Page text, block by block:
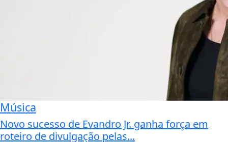
Música
Novo sucesso de Evandro Jr. ganha força em
roteiro de divulgação pelas...